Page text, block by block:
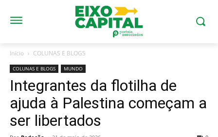
Início COLUNAS E BLOGS
COLUNAS E BLOGS MUNDO
Integrantes da flotilha de
ajuda à Palestina começam a
ser libertados